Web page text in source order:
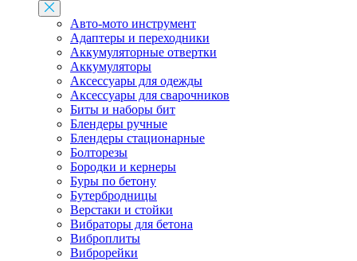
Авто-мото инструмент
Адаптеры и переходники
Аккумуляторные отвертки
Аккумуляторы
Аксессуары для одежды
Аксессуары для сварочников
Биты и наборы бит
Блендеры ручные
Блендеры стационарные
Болторезы
Бородки и кернеры
Буры по бетону
Бутербродницы
Верстаки и стойки
Вибраторы для бетона
Виброплиты
Виброрейки